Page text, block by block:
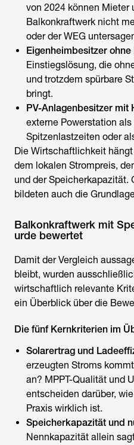
von 2024 können Mieter
Balkonkraftwerk nicht
oder der WEG
Eigenheimbesitzer
Einstiegslösung, die
und trotzdem spürbare
bringt.
PV-Anlagenbesitzer mit
externe Powerstation
Spitzenlastzeiten oder
Die Wirtschaftlichkeit
dem lokalen Strompreis,
und der Speicherkapazität.
bildeten auch die
Balkonkraftwerk mit
urde bewertet
Damit der Vergleich
bleibt, wurden
wirtschaftlich relevante
ein Überblick über die
Die fünf Kernkriterien im
Solarertrag und
erzeugten Stroms
an? MPPT-Qualität und
entscheiden darüber,
Praxis wirklich ist.
Speicherkapazität und
Nennkapazität allein